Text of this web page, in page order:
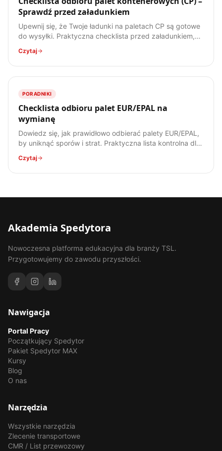
Sprawdź przed załadunkiem
Upewnij się, że Twoje ładunki na paletach CP są gotowe
do wysyłki. Praktyczna checklista przed załadunkiem,
Czytaj
PORADNIKI
Checklista odbioru palet EUR/EPAL na
wymianę
Dowiedz się, jak prawidłowo odbierać palety EUR/EPAL,
by uniknąć sporów i strat. Praktyczna lista kontrolna dla
Czytaj
Akademia Spedytora
Nowoczesna platforma edukacyjna dla branży TSL.
Przygotowujemy do zawodu przyszłości.
Nawigacja
Portal Pracy
Początkujący Spedytor
Pakiet Spedytor MAX
Kursy
Blog
O nas
Narzędzia
Wszystkie narzędzia
Zlecenie transportowe
CMR / List przewozowy